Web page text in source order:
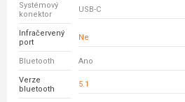
Systémový
konektor
USB-C
Infračervený
port
Ne
Bluetooth Ano
Verze
bluetooth
5.1